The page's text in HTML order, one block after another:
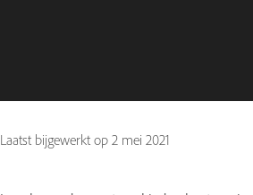
Laatst bijgewerkt op 2 mei 2021